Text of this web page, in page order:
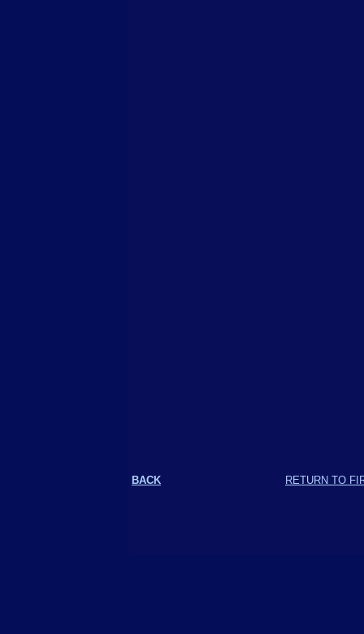
BACK RETURN TO